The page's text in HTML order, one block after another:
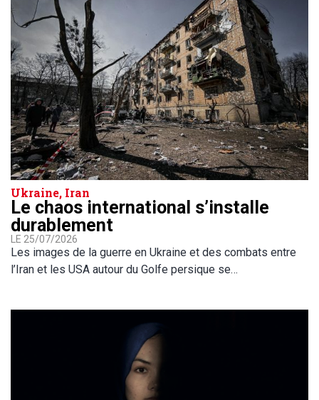
Ukraine, Iran
Le chaos international s’installe
durablement
LE 25/07/2026
Les images de la guerre en Ukraine et des combats entre
l’Iran et les USA autour du Golfe persique se…